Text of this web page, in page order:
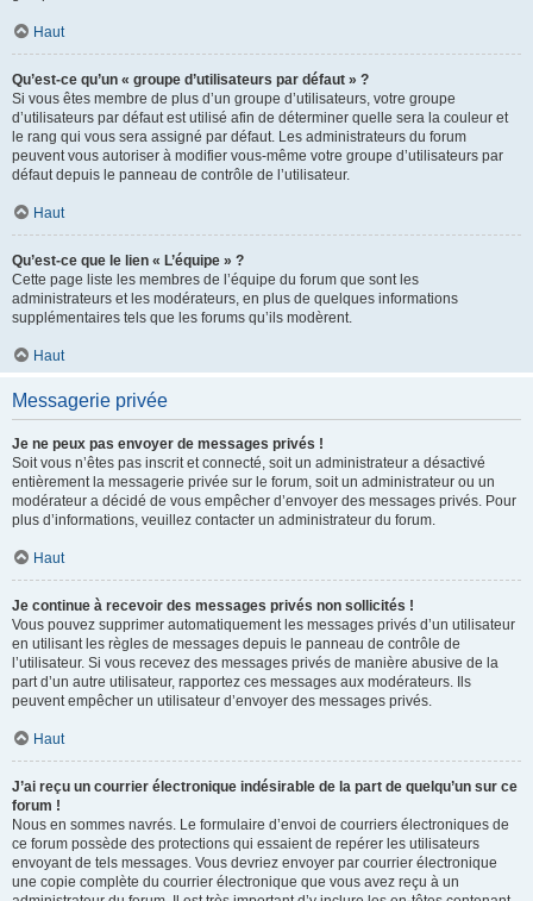
Haut
Qu’est-ce qu’un « groupe d’utilisateurs par défaut » ?
Si vous êtes membre de plus d’un groupe d’utilisateurs, votre groupe
d’utilisateurs par défaut est utilisé afin de déterminer quelle sera la couleur et
le rang qui vous sera assigné par défaut. Les administrateurs du forum
peuvent vous autoriser à modifier vous-même votre groupe d’utilisateurs par
défaut depuis le panneau de contrôle de l’utilisateur.
Haut
Qu’est-ce que le lien « L’équipe » ?
Cette page liste les membres de l’équipe du forum que sont les
administrateurs et les modérateurs, en plus de quelques informations
supplémentaires tels que les forums qu’ils modèrent.
Haut
Messagerie privée
Je ne peux pas envoyer de messages privés !
Soit vous n’êtes pas inscrit et connecté, soit un administrateur a désactivé
entièrement la messagerie privée sur le forum, soit un administrateur ou un
modérateur a décidé de vous empêcher d’envoyer des messages privés. Pour
plus d’informations, veuillez contacter un administrateur du forum.
Haut
Je continue à recevoir des messages privés non sollicités !
Vous pouvez supprimer automatiquement les messages privés d’un utilisateur
en utilisant les règles de messages depuis le panneau de contrôle de
l’utilisateur. Si vous recevez des messages privés de manière abusive de la
part d’un autre utilisateur, rapportez ces messages aux modérateurs. Ils
peuvent empêcher un utilisateur d’envoyer des messages privés.
Haut
J’ai reçu un courrier électronique indésirable de la part de quelqu’un sur ce
forum !
Nous en sommes navrés. Le formulaire d’envoi de courriers électroniques de
ce forum possède des protections qui essaient de repérer les utilisateurs
envoyant de tels messages. Vous devriez envoyer par courrier électronique
une copie complète du courrier électronique que vous avez reçu à un